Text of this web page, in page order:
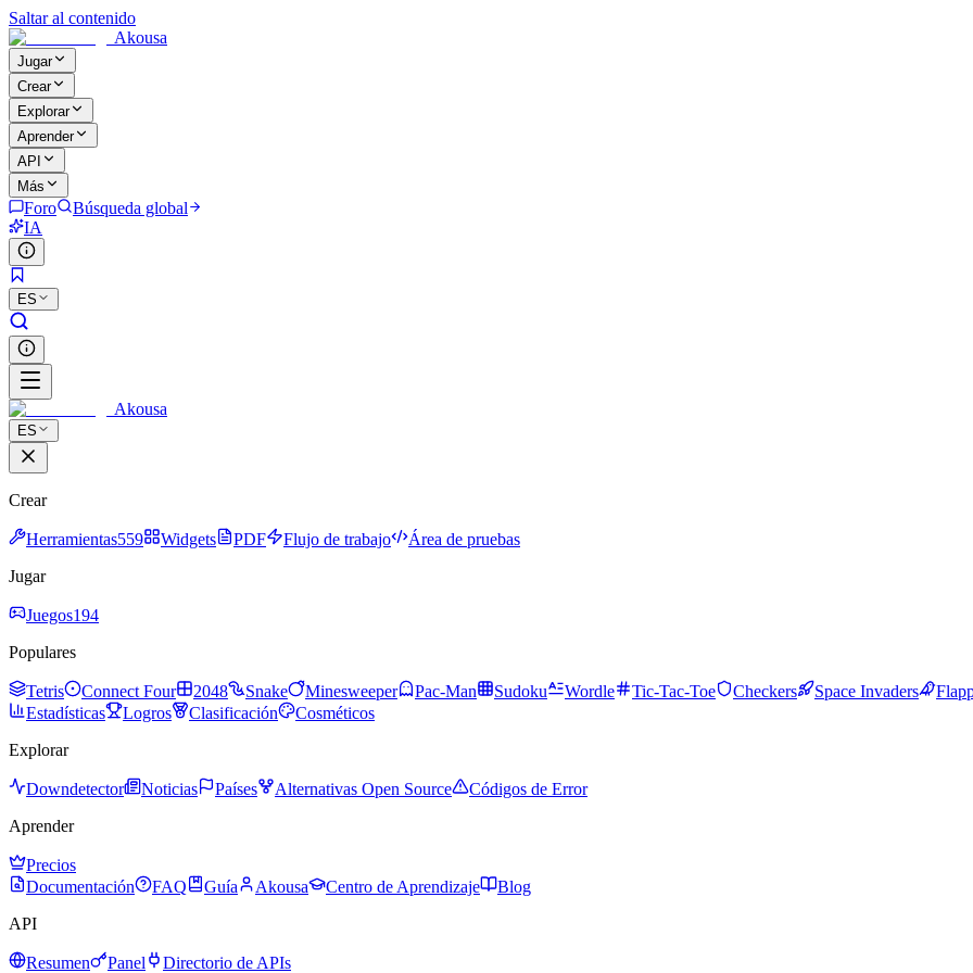
Saltar al contenido
Akousa
Jugar
Crear
Explorar
Aprender
API
Más
Foro
Búsqueda global
IA
ES
Akousa
ES
Crear
Herramientas559 Widgets PDF Flujo de trabajo
Área de pruebas
Jugar
Juegos194
Populares
Tetris Connect Four 2048 Snake Minesweeper Pac-Man Sudoku Wordle Tic-Tac-Toe Checkers Space Invaders
Estadísticas
Logros Clasificación
Cosméticos
Explorar
Downdetector Noticias Países Alternativas Open Source
Códigos de Error
Aprender
Precios
Documentación
FAQ Guía Akousa Centro de Aprendizaje
Blog
API
Resumen Panel
Directorio de APIs